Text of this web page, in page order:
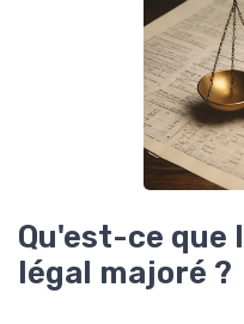
Qu'est-ce
légal majoré ?